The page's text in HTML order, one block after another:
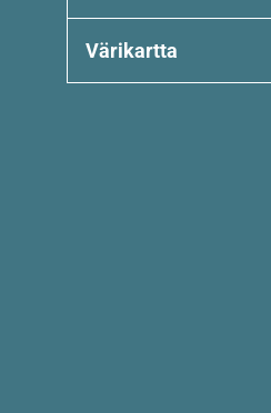
Värikartta